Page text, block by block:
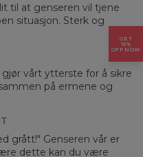
til at genseren vil tjene
situasjon. Sterk og
vårt ytterste for å sikre
på ermene og
grått!" Genseren vår er
dette kan du være
GET
15%
OFF NOW